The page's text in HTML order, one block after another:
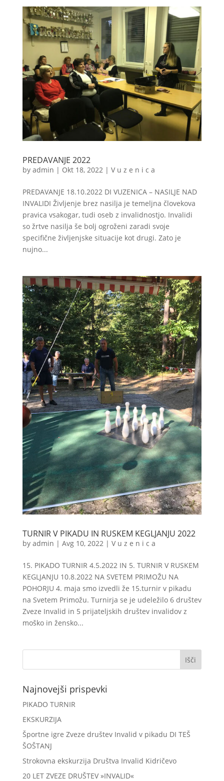
PREDAVANJE 2022
by admin | Okt 18, 2022 | V u z e n i c a
PREDAVANJE 18.10.2022 DI VUZENICA – NASILJE NAD
INVALIDI Življenje brez nasilja je temeljna človekova
pravica vsakogar, tudi oseb z invalidnostjo. Invalidi
so žrtve nasilja še bolj ogroženi zaradi svoje
specifične življenjske situacije kot drugi. Zato je
nujno...
TURNIR V PIKADU IN RUSKEM KEGLJANJU 2022
by admin | Avg 10, 2022| V u z e n i c a
15. PIKADO TURNIR 4.5.2022 IN 5. TURNIR V RUSKEM
KEGLJANJU 10.8.2022 NA SVETEM PRIMOŽU NA
POHORJU 4. maja smo izvedli že 15.turnir v pikadu
na Svetem Primožu. Turnirja se je udeležilo 6 društev
Zveze Invalid in 5 prijateljskih društev invalidov z
moško in žensko...
Najnovejši prispevki
PIKADO TURNIR
EKSKURZIJA
Športne igre Zveze društev Invalid v pikadu DI TEŠ
ŠOŠTANJ
Strokovna ekskurzija Društva Invalid Kidričevo
20 LET ZVEZE DRUŠTEV »INVALID«